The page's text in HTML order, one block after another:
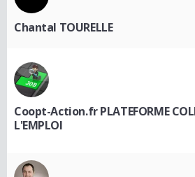
Chantal TOURELLE
Coopt-Action.fr PLATEFORME
L'EMPLOI